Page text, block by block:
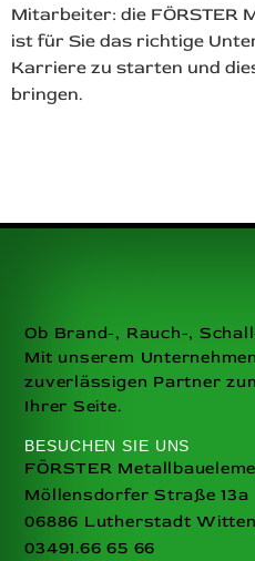
Mitarbeiter: die FÖRSTER
ist für Sie das richtige
Karriere zu starten und
bringen.
Ob Brand-, Rauch-,
Mit unserem
zuverlässigen Partner
Ihrer Seite.
BESUCHEN SIE UNS
FÖRSTER
Möllensdorfer Straße 13a
06886 Lutherstadt
03491.66 65 66